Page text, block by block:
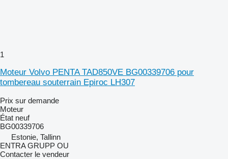
1
Moteur Volvo PENTA TAD850VE BG00339706 pour
tombereau souterrain Epiroc LH307
Prix sur demande
Moteur
État neuf
BG00339706
Estonie, Tallinn
ENTRA GRUPP OU
Contacter le vendeur